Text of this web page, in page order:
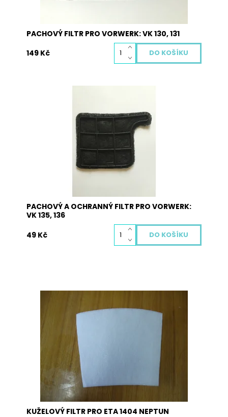
PACHOVÝ FILTR PRO VORWERK: VK 130, 131
149 Kč
Skladem
2030
PACHOVÝ A OCHRANNÝ FILTR PRO VORWERK:
VK 135, 136
49 Kč
Pěnový kuželový filtr pro ETA 1404 Neprun a pro
vysavače ETA Neptun, Sirius a Atlantic.
Dostupnost:
Momentálně nedostupné
2013
KUŽELOVÝ FILTR PRO ETA 1404 NEPTUN